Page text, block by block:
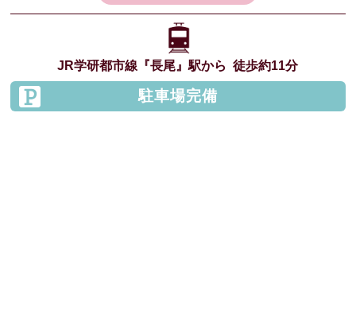
JR学研都市線 『長尾』駅から徒歩約11分
駐車場完備